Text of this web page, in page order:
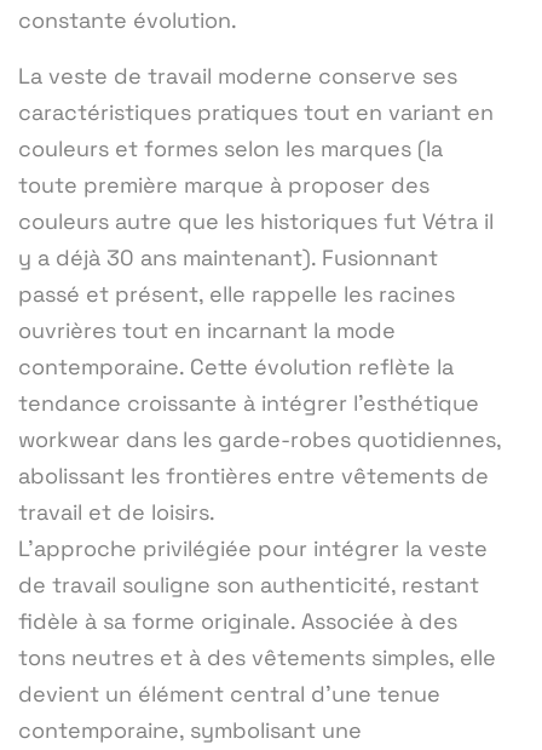
constante évolution.
La veste de travail moderne conserve ses
caractéristiques pratiques tout en variant en
couleurs et formes selon les marques (la
toute première marque à proposer des
couleurs autre que les historiques fut Vétra il
y a déjà 30 ans maintenant). Fusionnant
passé et présent, elle rappelle les racines
ouvrières tout en incarnant la mode
contemporaine. Cette évolution reflète la
tendance croissante à intégrer l'esthétique
workwear dans les garde-robes quotidiennes,
abolissant les frontières entre vêtements de
travail et de loisirs.
L'approche privilégiée pour intégrer la veste
de travail souligne son authenticité, restant
fidèle à sa forme originale. Associée à des
tons neutres et à des vêtements simples, elle
devient un élément central d'une tenue
contemporaine, symbolisant une